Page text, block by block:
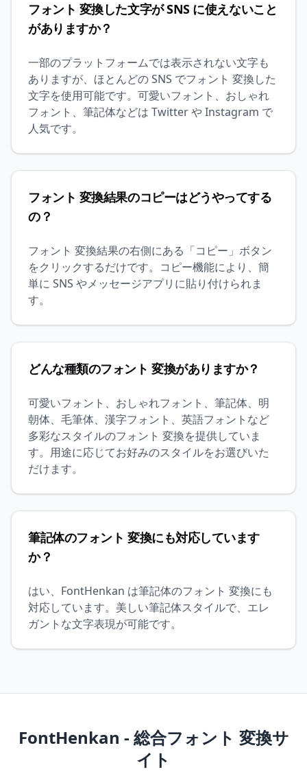
フォント 変換した文字が SNS に使えないこと
がありますか？
一部のプラットフォームでは表示されない文字も
ありますが、ほとんどの SNS でフォント 変換した
文字を使用可能です。可愛いフォント、おしゃれ
フォント、筆記体などは Twitter や Instagram で
人気です。
フォント 変換結果のコピーはどうやってする
の？
フォント 変換結果の右側にある「コピー」ボタン
をクリックするだけです。コピー機能により、簡
単に SNS やメッセージアプリに貼り付けられま
す。
どんな種類のフォント 変換がありますか？
可愛いフォント、おしゃれフォント、筆記体、明
朝体、毛筆体、漢字フォント、英語フォントなど
多彩なスタイルのフォント 変換を提供していま
す。用途に応じてお好みのスタイルをお選びいた
だけます。
筆記体のフォント 変換にも対応しています
か？
はい、FontHenkan は筆記体のフォント 変換にも
対応しています。美しい筆記体スタイルで、エレ
ガントな文字表現が可能です。
FontHenkan - 総合フォント 変換サ
イト